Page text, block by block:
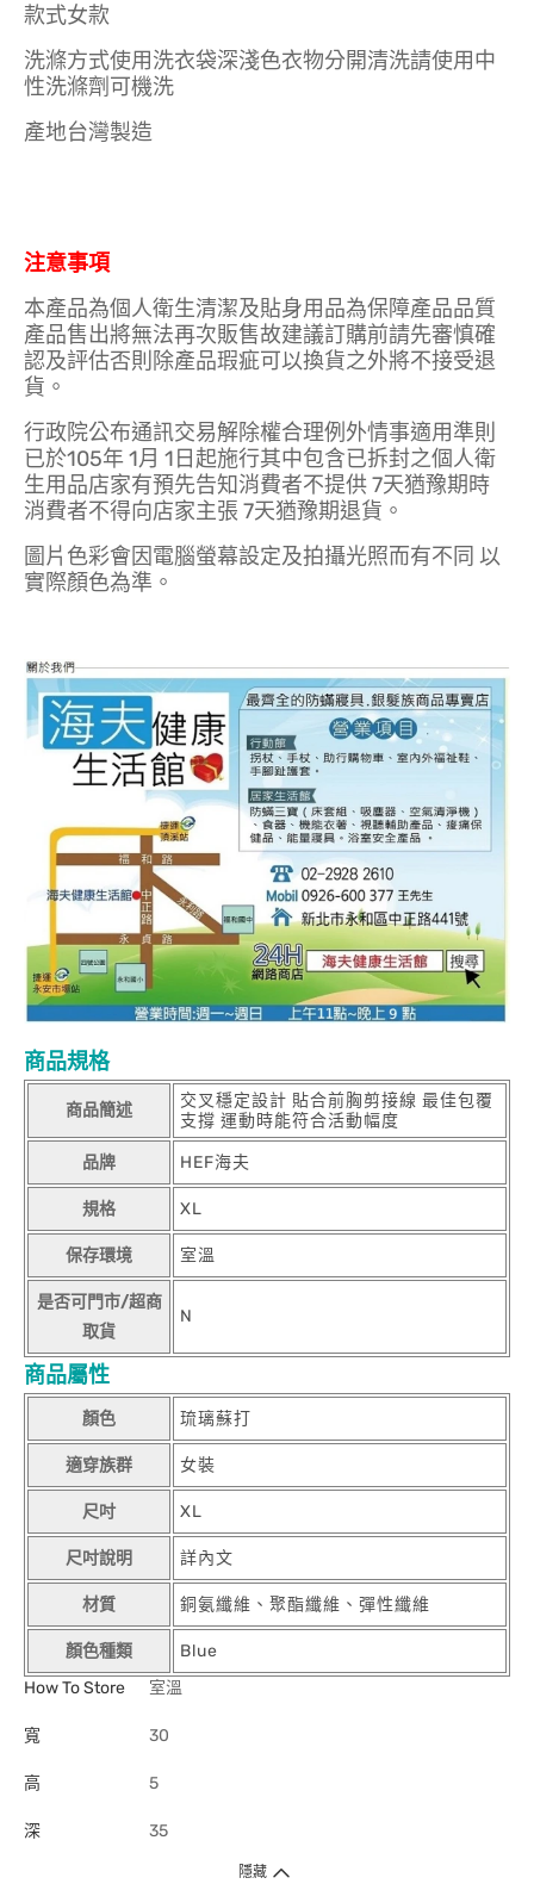
款式女款
洗滌方式使用洗衣袋深淺色衣物分開清洗請使用中
性洗滌劑可機洗
產地台灣製造
注意事項
本產品為個人衛生清潔及貼身用品為保障產品品質
產品售出將無法再次販售故建議訂購前請先審慎確
認及評估否則除產品瑕疵可以換貨之外將不接受退
貨。
行政院公布通訊交易解除權合理例外情事適用準則
已於105年 1月 1日起施行其中包含已拆封之個人衛
生用品店家有預先告知消費者不提供 7天猶豫期時
消費者不得向店家主張 7天猶豫期退貨。
圖片色彩會因電腦螢幕設定及拍攝光照而有不同 以
實際顏色為準。
商品規格
商品簡述
交叉穩定設計 貼合前胸剪接線 最佳包覆
支撐 運動時能符合活動幅度
品牌 HEF海夫
規格 XL
保存環境 室溫
是否可門市/超商
取貨
N
商品屬性
顏色 琉璃蘇打
適穿族群 女裝
尺吋 XL
尺吋說明 詳內文
材質 銅氨纖維、聚酯纖維、彈性纖維
顏色種類
Blue
How To Store
室溫
寬 30
高 5
深 35
隱藏